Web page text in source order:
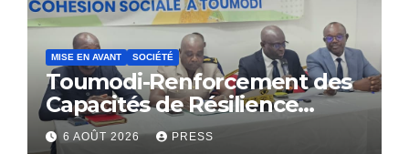
MISE EN AVANT SOCIÉTÉ
Toumodi-Renforcement des
Capacités de Résilience
Communautaire
6 AOÛT 2026 PRESS